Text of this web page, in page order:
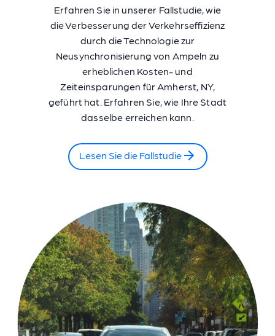
Erfahren Sie in unserer Fallstudie, wie
die Verbesserung der Verkehrseffizienz
durch die Technologie zur
Neusynchronisierung von Ampeln zu
erheblichen Kosten- und
Zeiteinsparungen für Amherst, NY,
geführt hat. Erfahren Sie, wie Ihre Stadt
dasselbe erreichen kann.
Lesen Sie die Fallstudie